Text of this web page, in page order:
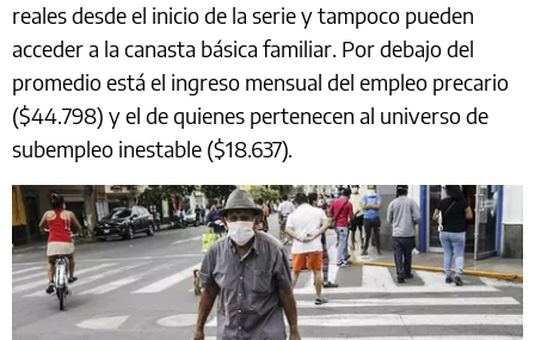
reales desde el inicio de la serie y tampoco pueden
acceder a la canasta básica familiar. Por debajo del
promedio está el ingreso mensual del empleo precario
($44.798) y el de quienes pertenecen al universo de
subempleo inestable ($18.637).